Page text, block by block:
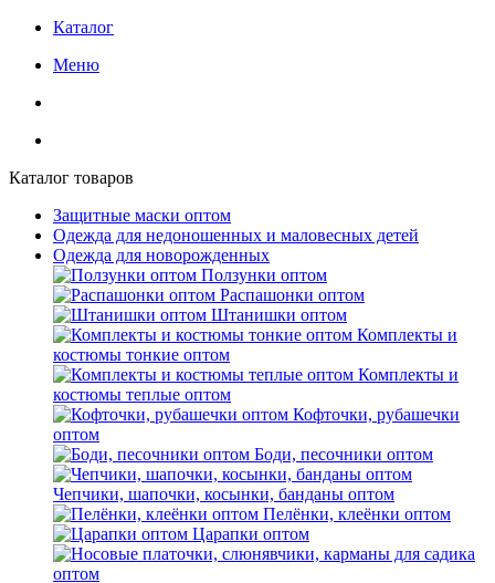
Каталог
Меню
Каталог товаров
Защитные маски оптом
Одежда для недоношенных и маловесных детей
Одежда для новорожденных
Ползунки оптом
Распашонки оптом
Штанишки оптом
Комплекты и
костюмы тонкие оптом
Комплекты и
костюмы теплые оптом
Кофточки, рубашечки
оптом
Боди, песочники оптом
Чепчики, шапочки, косынки, банданы оптом
Пелёнки, клеёнки оптом
Царапки оптом